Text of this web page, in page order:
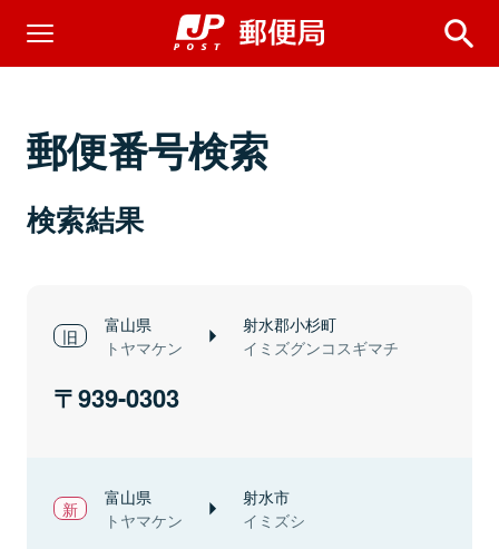
郵便番号検索
検索結果
富山県
トヤマケン
射水郡小杉町
イミズグンコスギマチ
939-0303
富山県
トヤマケン
射水市
イミズシ